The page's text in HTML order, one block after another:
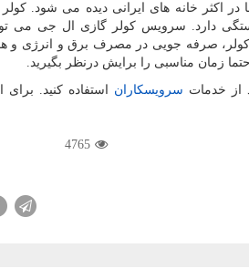
اکثر خانه های ایرانی دیده می شود. کولر
دارد. سرویس کولر گازی ال جی می
صرفه جویی در مصرف برق و انرژی و
زمان مناسبی را برایش درنظر بگیرید.
از خدمات سرویسکاران استفاده کنید. برای
4765